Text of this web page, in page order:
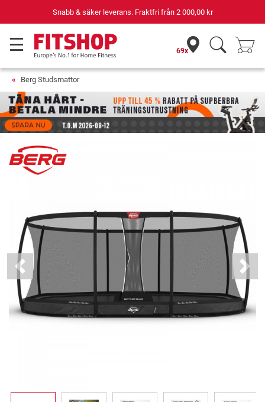
Din expert inom hemmaträning i 42 år
69x
Berg Studsmattor
Previous Next